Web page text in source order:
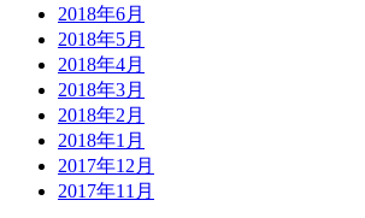
2018年6月
2018年5月
2018年4月
2018年3月
2018年2月
2018年1月
2017年12月
2017年11月